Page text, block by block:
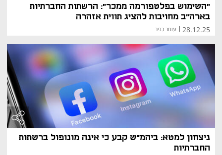
"השימוש בפלטפורמה ממכר": הרשתות החברתיות
בארה"ב מחויבות להציג תווית אזהרה
28.12.25
| עומר כביר
ניצחון למטא: ביהמ"ש קבע כי אינה מונופול ברשתות
החברתיות